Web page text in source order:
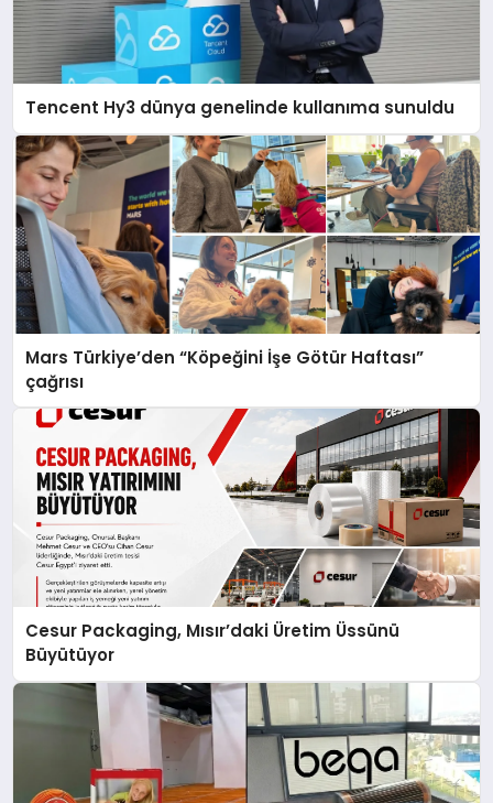
Tencent Hy3 dünya genelinde kullanıma sunuldu
Mars Türkiye’den “Köpeğini İşe Götür Haftası”
çağrısı
Cesur Packaging, Mısır’daki Üretim Üssünü
Büyütüyor